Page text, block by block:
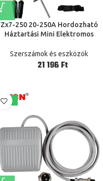
Zx7-250 20-250A Hordozható
Háztartási Mini Elektromos
Igbt Digitális Forrasztó
Berendezés Led Kijelző
Szerszámok és eszközök
Ft
-24%